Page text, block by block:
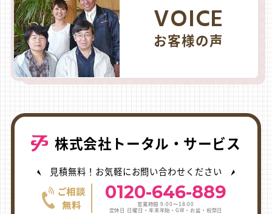
VOICE
お客様の声
株式会社トータル・サービス
見積無料！お気軽にお問い合わせください
0120-646-889
営業時間 9:00〜18:00
定休日 日曜日・年末年始・GW・お盆・祝祭日